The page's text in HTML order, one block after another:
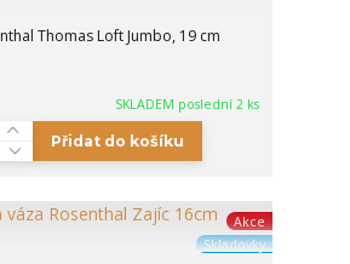
Thomas Loft Jumbo, 19 cm
SKLADEM poslední 2 ks
Přidat do košíku
Akce
Skladovky